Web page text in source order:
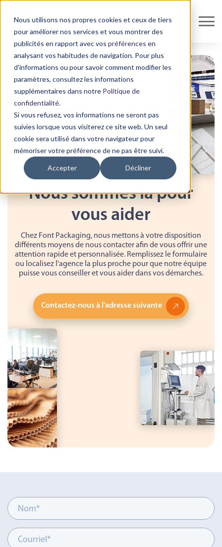
Nous utilisons nos propres cookies et ceux de tiers
pour améliorer nos services et vous montrer des
publicités en rapport avec vos préférences en
analysant vos habitudes de navigation. Pour plus
d'informations ou pour savoir comment modifier les
paramètres, consultez les informations
supplémentaires dans notre Politique de
confidentialité.
Si vous refusez, vos informations ne seront pas
suivies lorsque vous visiterez ce site web. Un seul
cookie sera utilisé dans votre navigateur pour
mémoriser votre préférence de ne pas être suivi.
Accepter Décliner
Nous sommes là pour
vous aider
Chez Font Packaging, nous mettons à votre disposition
différents moyens de nous contacter afin de vous offrir une
attention rapide et personnalisée. Remplissez le formulaire
ou localisez l'agence la plus proche pour que notre équipe
puisse vous conseiller et vous aider dans vos démarches.
Contactez-nous à l'adresse suivante